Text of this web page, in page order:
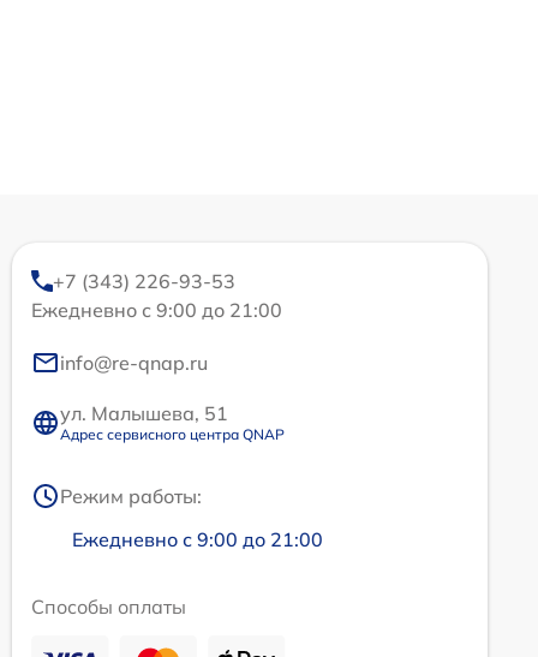
+7 (343) 226-93-53
Ежедневно с 9:00 до 21:00
info@re-qnap.ru
ул. Малышева, 51
Адрес сервисного центра QNAP
Режим работы:
Ежедневно с 9:00 до 21:00
Способы оплаты